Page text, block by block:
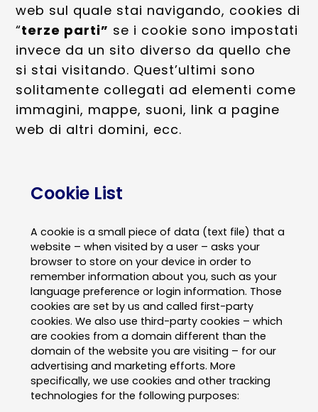
web sul quale stai navigando, cookies di
“terze parti” se i cookie sono impostati
invece da un sito diverso da quello che
si stai visitando. Quest’ultimi sono
solitamente collegati ad elementi come
immagini, mappe, suoni, link a pagine
web di altri domini, ecc.
Cookie List
A cookie is a small piece of data (text file) that a
website – when visited by a user – asks your
browser to store on your device in order to
remember information about you, such as your
language preference or login information. Those
cookies are set by us and called first-party
cookies. We also use third-party cookies – which
are cookies from a domain different than the
domain of the website you are visiting – for our
advertising and marketing efforts. More
specifically, we use cookies and other tracking
technologies for the following purposes: